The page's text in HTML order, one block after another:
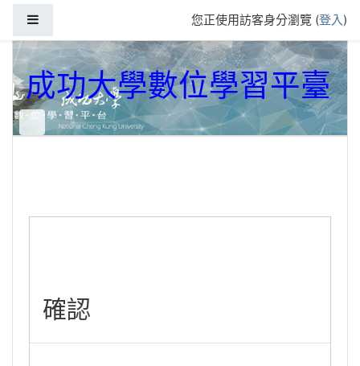
您正使用訪客身分瀏覽 (登入)
成功大學數位學習平臺
確認